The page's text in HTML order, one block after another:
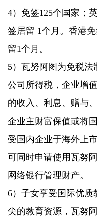
4）免签125个国家；
签居留 1个月。香港
留1个月。
5）瓦努阿图为免税
公司所得税，企业增
的收入、利息、赠与
企业主财富保值或将
受国内企业于海外上
可同时申请使用瓦努
网络银行管理财产。
6）子女享受国际优
尖的教育资源，瓦努